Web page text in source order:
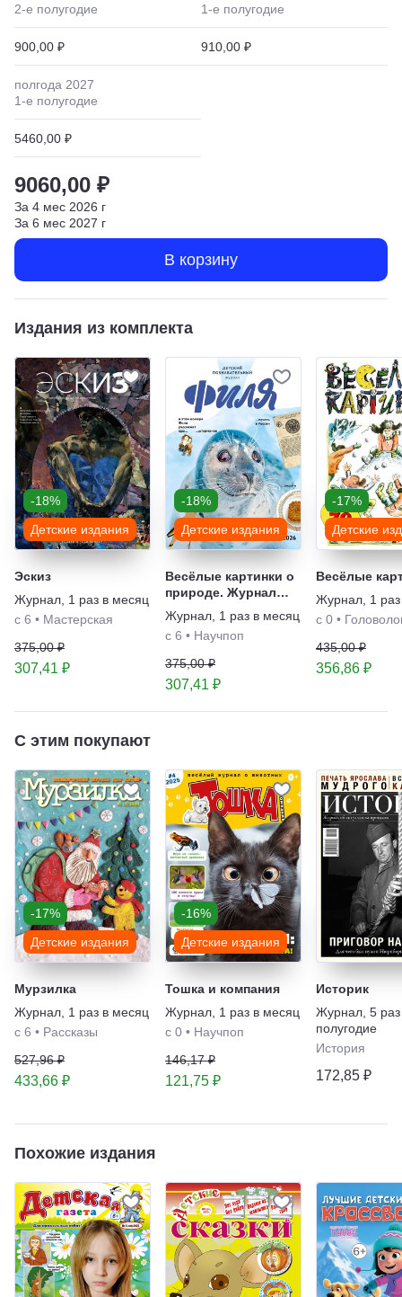
2-е полугодие
900,00 ₽
1-е полугодие
910,00 ₽
полгода 2027
1-е полугодие
5460,00 ₽
9060,00 ₽
За 4 мес 2026 г
За 6 мес 2027 г
В корзину
Издания из комплекта
-18%
Детские издания
Эскиз
Журнал 1 раз в месяц
с 6 • Мастерская
375,00 ₽
307,41 ₽
-18%
Детские издания
Весёлые картинки о
природе. Журнал
для детей "Филя"
Журнал 1 раз в месяц
с 6 • Научпоп
375,00 ₽
307,41 ₽
-17%
Детские
Весёлые
Журнал 1
с 0 •
435,00 ₽
356,86 ₽
С этим покупают
-17%
Детские издания
Мурзилка
Журнал 1 раз в месяц
с 6 • Рассказы
527,96 ₽
433,66 ₽
-16%
Детские издания
Тошка и компания
Журнал 1 раз в месяц
с 0 • Научпоп
146,17 ₽
121,75 ₽
Историк
Журнал 5
полугодие
История
172,85 ₽
Похожие издания